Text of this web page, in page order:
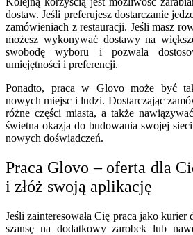
dostaw. Jeśli preferujesz dostarczanie
zamówieniach z restauracji. Jeśli masz
możesz wykonywać dostawy na
swobodę wyboru i pozwala
umiejętności i preferencji.
Ponadto, praca w Glovo może być
nowych miejsc i ludzi. Dostarczając
różne części miasta, a także
świetna okazja do budowania swojej
nowych doświadczeń.
Praca Glovo – oferta dla
i złóż swoją aplikację
Jeśli zainteresowała Cię praca jako
szansę na dodatkowy zarobek lub